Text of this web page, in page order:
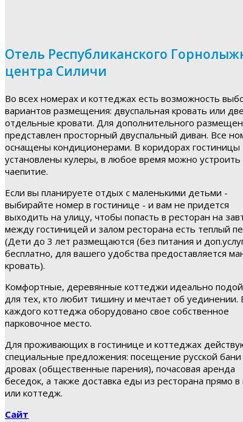
Отель Республиканского
центра Силичи
Во всех номерах и коттеджах есть возможность
вариантов размещения: двуспальная кровать или две
отдельные кровати. Для дополнительного
представлен просторный двуспальный диван. Все
оснащены кондиционерами. В коридорах гостиницы
установлены кулеры, в любое время можно устроить
чаепитие.
Если вы планируете отдых с маленькими детьми -
выбирайте номер в гостинице - и вам не придется
выходить на улицу, чтобы попасть в ресторан на
между гостиницей и залом ресторана есть теплый
(Дети до 3 лет размещаются (без питания и
бесплатно, для вашего удобства предоставляется
кровать).
Комфортные, деревянные коттеджи идеально
для тех, кто любит тишину и мечтает об уединении.
каждого коттеджа оборудовано свое собственное
парковочное место.
Для проживающих в гостинице и коттеджах
специальные предложения: посещение русской бани
дровах (общественные парения), почасовая аренда
беседок, а также доставка еды из ресторана прямо
или коттедж.
Сайт